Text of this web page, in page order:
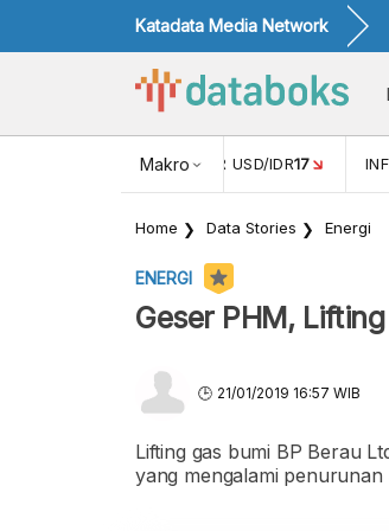
Katadata Media Network
Makro
NILAI TUKAR USD/IDR17
Home Data Stories Energi
ENERGI
Geser PHM,
21/01/2019 16:57 WIB
Lifting gas bumi BP Berau
yang mengalami